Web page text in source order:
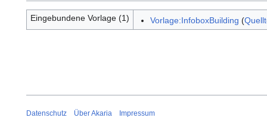
Eingebundene Vorlage (1) Vorlage:InfoboxBuilding (
Datenschutz Über Akaria Impressum